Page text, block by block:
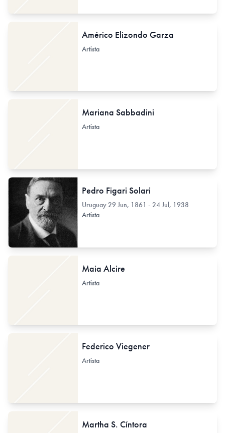
Américo Elizondo Garza
Artista
Mariana Sabbadini
Artista
Pedro Figari Solari
Uruguay29 Jun, 1861 - 24 Jul, 1938
Artista
Maia Alcire
Artista
Federico Viegener
Artista
Martha S. Cíntora